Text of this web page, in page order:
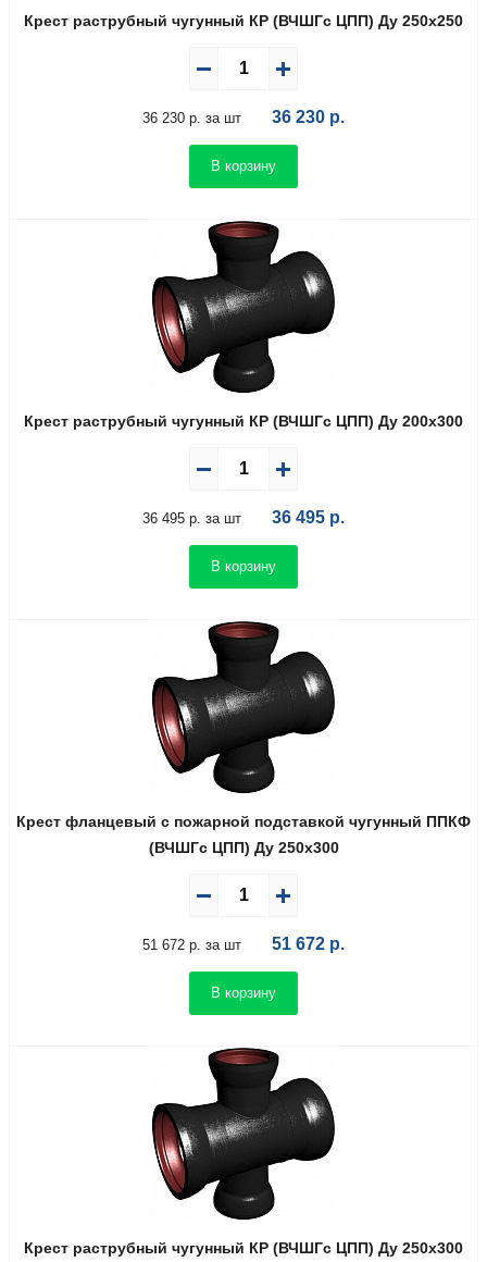
Крест раструбный чугунный КР (ВЧШГс ЦПП) Ду 250х250
36 230 р. за шт 36 230 р.
В корзину
Крест раструбный чугунный КР (ВЧШГс ЦПП) Ду 200х300
36 495 р. за шт 36 495 р.
В корзину
Крест фланцевый с пожарной подставкой чугунный ППКФ
(ВЧШГс ЦПП) Ду 250х300
51 672 р. за шт 51 672 р.
В корзину
Крест раструбный чугунный КР (ВЧШГс ЦПП) Ду 250х300